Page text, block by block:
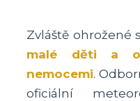
Zvláště ohrožené
malé děti a
nemocemi.
oficiální